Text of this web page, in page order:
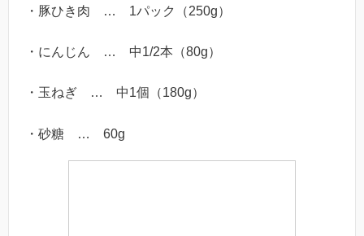
・豚ひき肉 … 1パック（250g）
・にんじん … 中1/2本（80g）
・玉ねぎ … 中1個（180g）
・砂糖 … 60g